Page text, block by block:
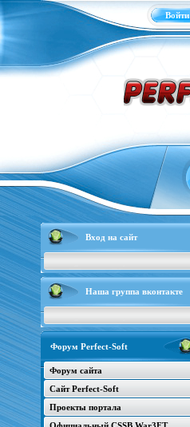
Войти
Вход на сайт
Наша группа вконтакте
Форум Perfect-Soft
Форум сайта
Сайт Perfect-Soft
Проекты портала